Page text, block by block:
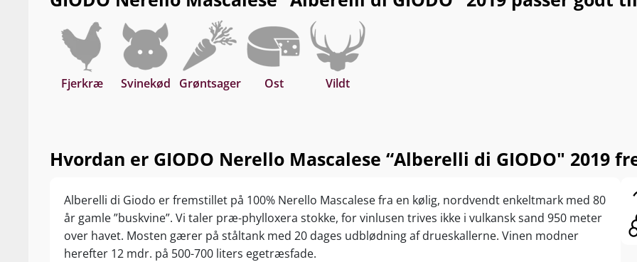
Fjerkræ Svinekød Grøntsager Ost Vildt
Hvordan er GIODO Nerello Mascalese “Alberelli di GIODO" 2019
Alberelli di Giodo er fremstillet på 100% Nerello Mascalese fra en kølig, nordvendt enkeltmark med 80
år gamle ”buskvine”. Vi taler præ-phylloxera stokke, for vinlusen trives ikke i vulkansk sand 950 meter
over havet. Mosten gærer på ståltank med 20 dages udblødning af drueskallerne. Vinen modner
herefter 12 mdr. på 500-700 liters egetræsfade.